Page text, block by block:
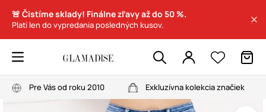
🚨 Čistíme sklady! Finálne zľavy až do 50 %.
Platí len do vypredania posledných kusov.
Pre Vás od roku 2010 Exkluzívna kolekcia značiek